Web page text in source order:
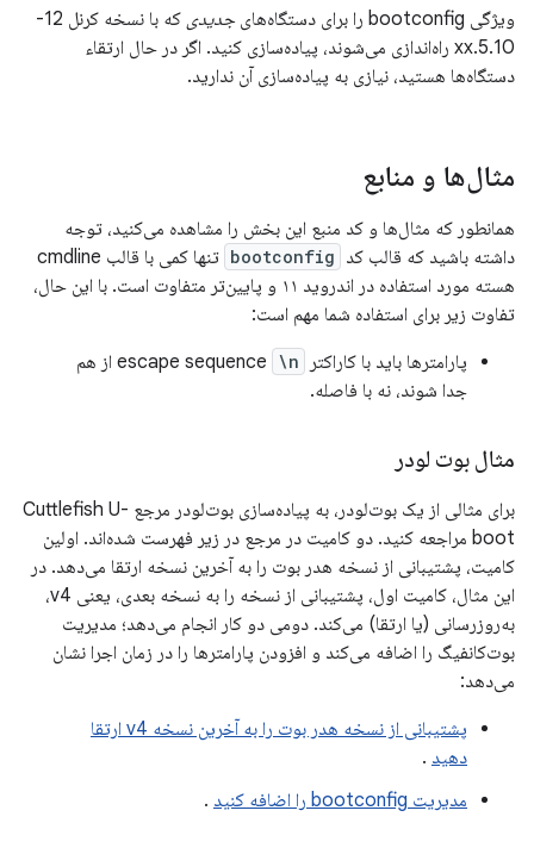
ویژگی bootconfig را برای دستگاه‌های
جدیدی
که با نسخه کرنل 12-
5.10.xx راه‌اندازی می‌شوند، پیاده‌سازی کنید. اگر در حال ارتقاء
دستگاه‌ها هستید، نیازی به پیاده‌سازی آن ندارید.
مثال‌ها و منابع
همانطور که مثال‌ها و کد منبع این بخش را مشاهده می‌کنید، توجه
داشته باشید که قالب کد bootconfig
تنها کمی با قالب cmdline
هسته مورد استفاده در اندروید ۱۱ و پایین‌تر متفاوت است. با این حال،
تفاوت زیر برای استفاده شما مهم است:
پارامترها باید با کاراکتر escape sequence
\n
از هم
جدا شوند، نه با فاصله.
مثال بوت لودر
برای مثالی از یک بوت‌لودر، به پیاده‌سازی بوت‌لودر مرجع Cuttlefish U-
boot مراجعه کنید. دو کامیت در مرجع در زیر فهرست شده‌اند. اولین
کامیت، پشتیبانی از نسخه هدر بوت را به آخرین نسخه ارتقا می‌دهد. در
این مثال، کامیت اول، پشتیبانی از نسخه را به نسخه بعدی، یعنی v4،
به‌روزرسانی (یا ارتقا) می‌کند. دومی دو کار انجام می‌دهد؛ مدیریت
بوت‌کانفیگ را اضافه می‌کند و افزودن پارامترها را در زمان اجرا نشان
می‌دهد:
پشتیبانی از نسخه هدر بوت را به آخرین نسخه v4 ارتقا
دهید .
مدیریت bootconfig را اضافه کنید
.